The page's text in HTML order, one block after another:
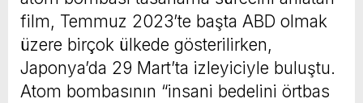
film, Temmuz 2023’te başta ABD olmak
üzere birçok ülkede gösterilirken,
Japonya’da 29 Mart’ta izleyiciyle buluştu.
Atom bombasının “insani bedelini örtbas